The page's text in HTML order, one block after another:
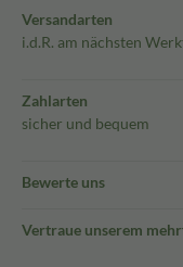
Versandarten
i.d.R. am nächsten
Zahlarten
sicher und bequem
Bewerte uns
Vertraue unserem